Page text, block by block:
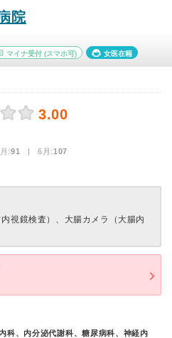
院
マイナ受付 (スマホ可) 女医在籍
3.00
:91 | 6月:107
視鏡検査）、大腸カメラ（大腸内
科、内分泌代謝科、糖尿病科、神経内